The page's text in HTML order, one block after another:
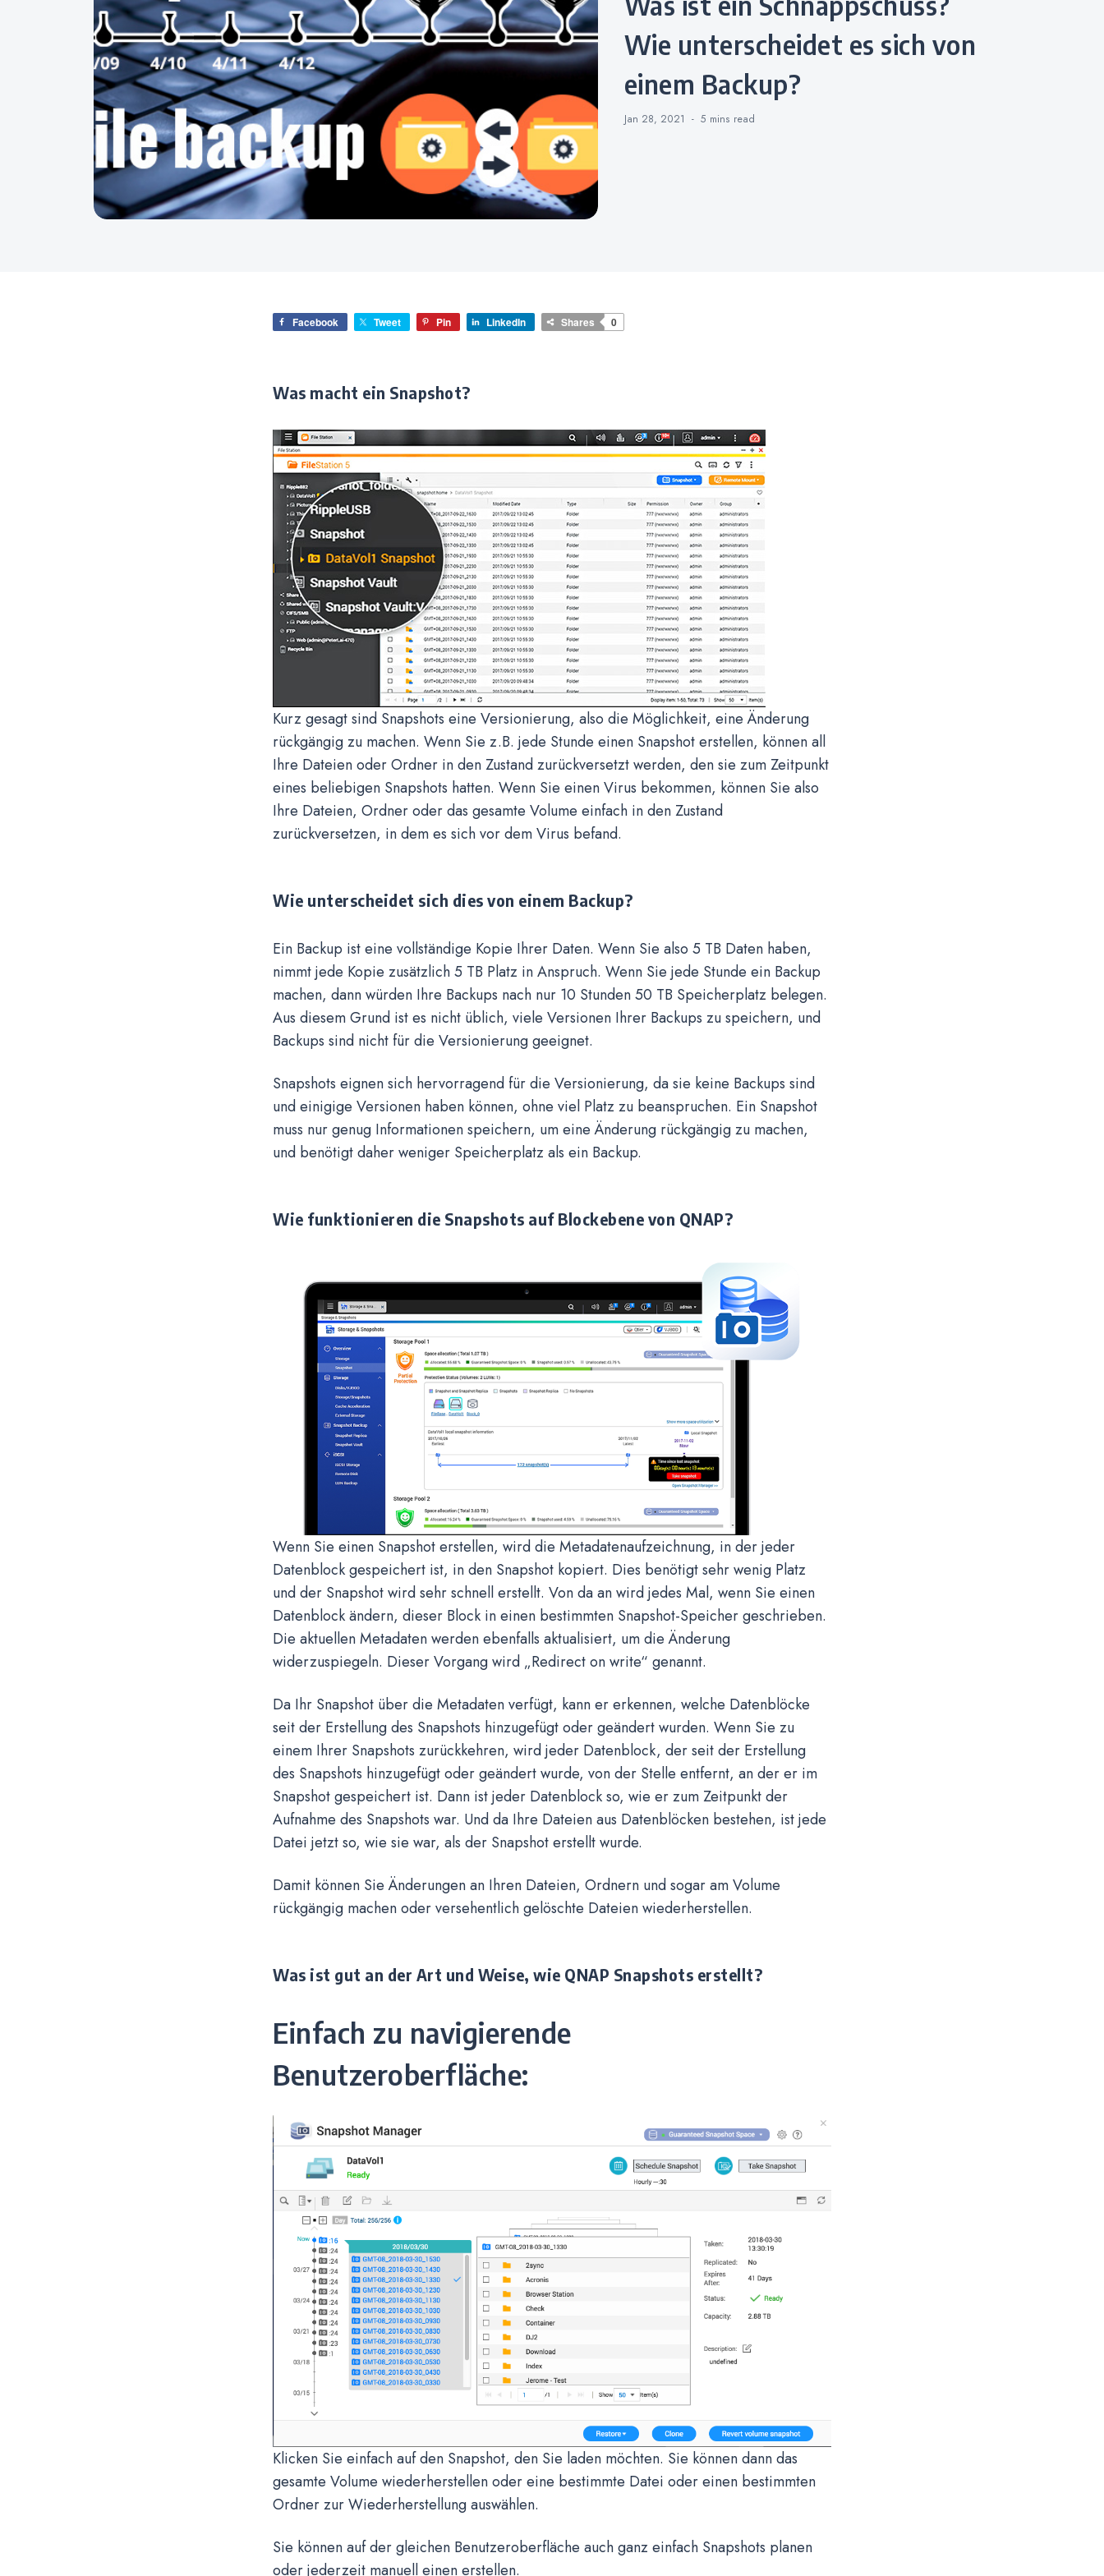
Wie unterscheidet es sich von
einem Backup?
Jan 28, 2021 5 mins read
Facebook Tweet Pin LinkedIn Shares 0
Was macht ein Snapshot?
Kurz gesagt sind Snapshots eine Versionierung, also die Möglichkeit, eine Änderung
rückgängig zu machen. Wenn Sie z.B. jede Stunde einen Snapshot erstellen, können all
Ihre Dateien oder Ordner in den Zustand zurückversetzt werden, den sie zum Zeitpunkt
eines beliebigen Snapshots hatten. Wenn Sie einen Virus bekommen, können Sie also
Ihre Dateien, Ordner oder das gesamte Volume einfach in den Zustand
zurückversetzen, in dem es sich vor dem Virus befand.
Wie unterscheidet sich dies von einem Backup?
Ein Backup ist eine vollständige Kopie Ihrer Daten. Wenn Sie also 5 TB Daten haben,
nimmt jede Kopie zusätzlich 5 TB Platz in Anspruch. Wenn Sie jede Stunde ein Backup
machen, dann würden Ihre Backups nach nur 10 Stunden 50 TB Speicherplatz belegen.
Aus diesem Grund ist es nicht üblich, viele Versionen Ihrer Backups zu speichern, und
Backups sind nicht für die Versionierung geeignet.
Snapshots eignen sich hervorragend für die Versionierung, da sie keine Backups sind
und einigige Versionen haben können, ohne viel Platz zu beanspruchen. Ein Snapshot
muss nur genug Informationen speichern, um eine Änderung rückgängig zu machen,
und benötigt daher weniger Speicherplatz als ein Backup.
Wie funktionieren die Snapshots auf Blockebene von QNAP?
Wenn Sie einen Snapshot erstellen, wird die Metadatenaufzeichnung, in der jeder
Datenblock gespeichert ist, in den Snapshot kopiert. Dies benötigt sehr wenig Platz
und der Snapshot wird sehr schnell erstellt. Von da an wird jedes Mal, wenn Sie einen
Datenblock ändern, dieser Block in einen bestimmten Snapshot-Speicher geschrieben.
Die aktuellen Metadaten werden ebenfalls aktualisiert, um die Änderung
widerzuspiegeln. Dieser Vorgang wird „Redirect on write“ genannt.
Da Ihr Snapshot über die Metadaten verfügt, kann er erkennen, welche Datenblöcke
seit der Erstellung des Snapshots hinzugefügt oder geändert wurden. Wenn Sie zu
einem Ihrer Snapshots zurückkehren, wird jeder Datenblock, der seit der Erstellung
des Snapshots hinzugefügt oder geändert wurde, von der Stelle entfernt, an der er im
Snapshot gespeichert ist. Dann ist jeder Datenblock so, wie er zum Zeitpunkt der
Aufnahme des Snapshots war. Und da Ihre Dateien aus Datenblöcken bestehen, ist jede
Datei jetzt so, wie sie war, als der Snapshot erstellt wurde.
Damit können Sie Änderungen an Ihren Dateien, Ordnern und sogar am Volume
rückgängig machen oder versehentlich gelöschte Dateien wiederherstellen.
Was ist gut an der Art und Weise, wie QNAP Snapshots erstellt?
Einfach zu navigierende
Benutzeroberfläche:
Klicken Sie einfach auf den Snapshot, den Sie laden möchten. Sie können dann das
gesamte Volume wiederherstellen oder eine bestimmte Datei oder einen bestimmten
Ordner zur Wiederherstellung auswählen.
Sie können auf der gleichen Benutzeroberfläche auch ganz einfach Snapshots planen
oder jederzeit manuell einen erstellen.